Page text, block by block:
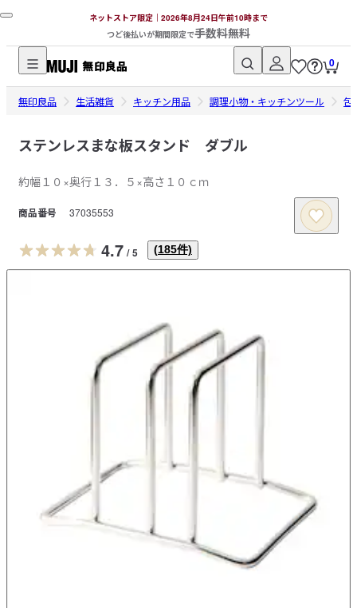
ネットストア限定｜2026年8月24日午前10時まで
つど後払いが期間限定で手数料無料
無
印
品
ッ
ス
ト
0
無印良品 生活雑貨 キッチン用品 調理小物・キッチンツール 包
ステンレスまな板スタンド ダブル
約幅１０×奥行１３．５×高さ１０ｃｍ
商品番号 37035553
4.7 / 5 (185件)